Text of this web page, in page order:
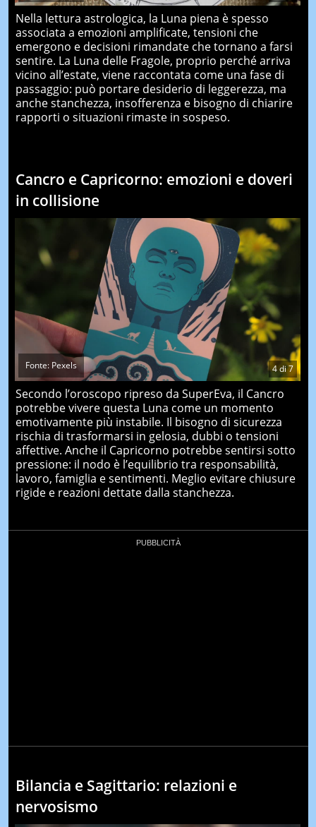
Nella lettura astrologica, la Luna piena è spesso
associata a emozioni amplificate, tensioni che
emergono e decisioni rimandate che tornano a farsi
sentire. La Luna delle Fragole, proprio perché arriva
vicino all’estate, viene raccontata come una fase di
passaggio: può portare desiderio di leggerezza, ma
anche stanchezza, insofferenza e bisogno di chiarire
rapporti o situazioni rimaste in sospeso.
Cancro e Capricorno: emozioni e doveri
in collisione
4di7
Fonte: Pexels
Secondo l’oroscopo ripreso da SuperEva, il Cancro
potrebbe vivere questa Luna come un momento
emotivamente più instabile. Il bisogno di sicurezza
rischia di trasformarsi in gelosia, dubbi o tensioni
affettive. Anche il Capricorno potrebbe sentirsi sotto
pressione: il nodo è l’equilibrio tra responsabilità,
lavoro, famiglia e sentimenti. Meglio evitare chiusure
rigide e reazioni dettate dalla stanchezza.
Bilancia e Sagittario: relazioni e
nervosismo